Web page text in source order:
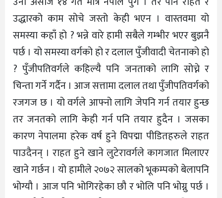
उद्धारको काम सोचे जस्तो केही भएन । वास्तवमा यो
समस्या कहाँ हो ? भन्ने वारे हामी सबैले गम्भीर भएर बुझनै
पर्छ । यो समस्या वर्गको हो र दलाल पुँजीवादी चेतनाको हो
? पुँजीपतिवर्गले कहिल्यै पनि जनताको लागि सोच्ने र
चिन्ता गर्ने गर्दैन । आज सत्तामा दलाल तथा पुँजीपतिवर्गको
रजगज छ । यो वर्गले आफ्नो लागि जेपनि गर्न तयार हुन्छ
तर जनतको लागि केही गर्न पनि तयार हुदैन । जसका
कारण नेपालमा हरेक वर्ष हुने विपद्मा पीडितहरुले राहत
पाउदैनन् । राहत हुने खाने लुटेरावर्गले कागजात मिलाएर
खाने गर्छन । यो हामीले २०७२ सालको भूकम्पको बेलापनि
भोग्यौ । आज पनि भोगिरहेका छौ र भोलि पनि भोग्नु पर्छ ।